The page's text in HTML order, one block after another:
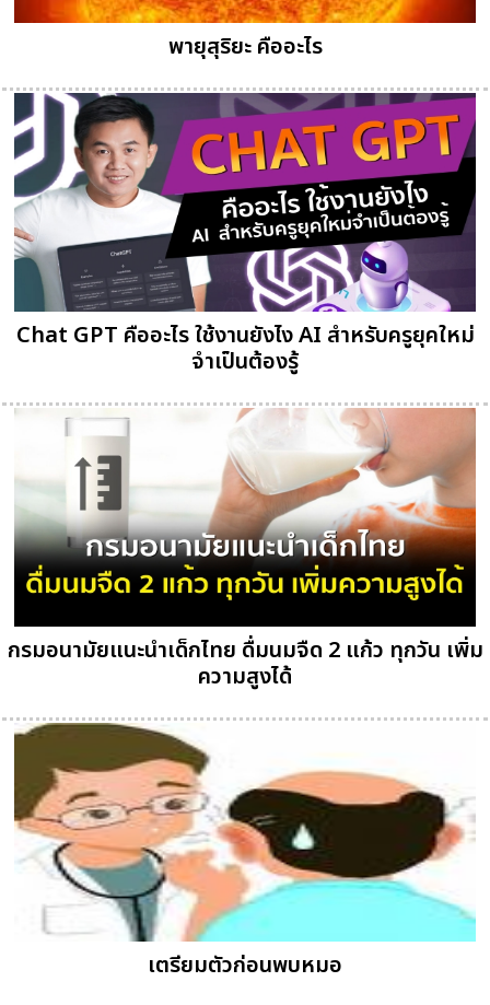
พายุสุริยะ คืออะไร
Chat GPT คืออะไร ใช้งานยังไง AI สำหรับครูยุคใหม่
จำเป็นต้องรู้
กรมอนามัยแนะนำเด็กไทย ดื่มนมจืด 2 แก้ว ทุกวัน เพิ่ม
ความสูงได้
เตรียมตัวก่อนพบหมอ